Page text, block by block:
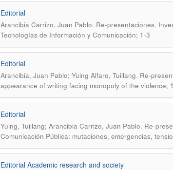
Editorial
Arancibia Carrizo, Juan Pablo. Re-presentaciones.
Tecnologías de Información y Comunicación; 1-3
Editorial
Arancibia, Juan Pablo; Yuing Alfaro, Tuillang. Re-
appearance of writing facing monopoly of the violence;
Editorial
Yuing, Tuillang; Arancibia Carrizo, Juan Pablo. Re-
Comunicación Pública: mutaciones, emergencias,
Editorial Academic research and society